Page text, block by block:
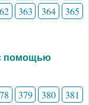
363 364
365
помощью
379 380
381